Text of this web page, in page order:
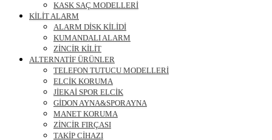
KASK SAÇ MODELLERİ
KİLİT ALARM
ALARM DİSK KİLİDİ
KUMANDALI ALARM
ZİNCİR KİLİT
ALTERNATİF ÜRÜNLER
TELEFON TUTUCU MODELLERİ
ELCİK KORUMA
JİEKAİ SPOR ELCİK
GİDON AYNA&SPORAYNA
MANET KORUMA
ZİNCİR FIRÇASI
TAKİP CİHAZI